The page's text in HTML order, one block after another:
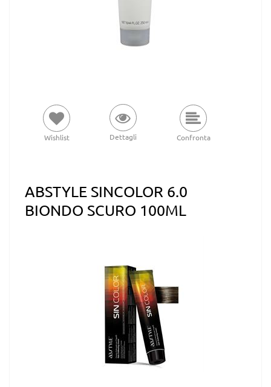
Wishlist Dettagli Confronta
ABSTYLE SINCOLOR 6.0
BIONDO SCURO 100ML